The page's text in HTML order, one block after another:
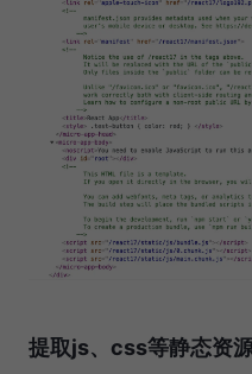
提取js、css等静态资